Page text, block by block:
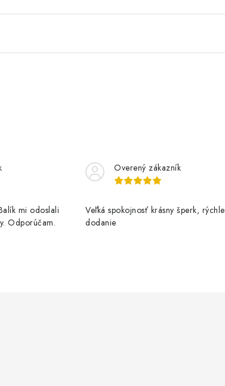
mi odoslali
Odporúčam.
Overený zákazník
Veľká spokojnosť krásny šperk, rýchle
dodanie